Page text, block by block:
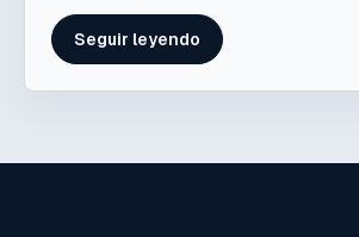
Seguir leyendo